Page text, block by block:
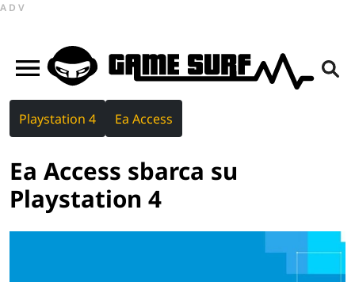
ADV
Playstation 4 Ea Access
Ea Access sbarca su
Playstation 4